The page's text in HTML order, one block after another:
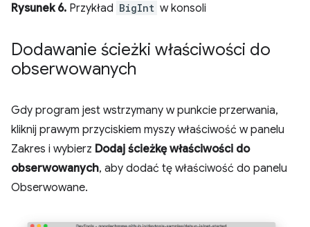
Rysunek 6. Przykład BigInt w konsoli
Dodawanie ścieżki właściwości do
obserwowanych
Gdy program jest wstrzymany w punkcie przerwania,
kliknij prawym przyciskiem myszy właściwość w panelu
Zakres i wybierz Dodaj ścieżkę właściwości do
obserwowanych, aby dodać tę właściwość do panelu
Obserwowane.